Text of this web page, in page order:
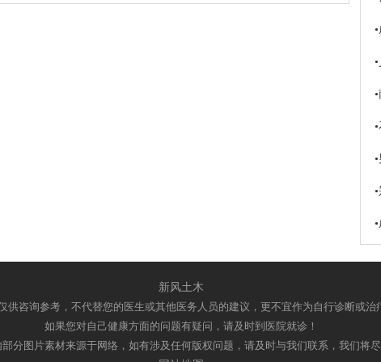
•
•
•
•
•
•
•
新风土木
供咨询参考，不代替您的医生或其他医务人员的建议，更不宜作为自行诊断或治
如果您对自己健康方面的问题有疑问，请及时到医院就诊！
分图片素材来源于网络，如有涉及任何版权问题，请及时与我们联系，我们将尽